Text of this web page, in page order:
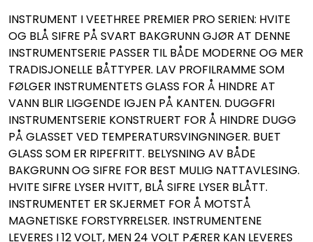
INSTRUMENT I VEETHREE PREMIER PRO SERIEN: HVITE
OG BLÅ SIFRE PÅ SVART BAKGRUNN GJØR AT DENNE
INSTRUMENTSERIE PASSER TIL BÅDE MODERNE OG MER
TRADISJONELLE BÅTTYPER. LAV PROFILRAMME SOM
FØLGER INSTRUMENTETS GLASS FOR Å HINDRE AT
VANN BLIR LIGGENDE IGJEN PÅ KANTEN. DUGGFRI
INSTRUMENTSERIE KONSTRUERT FOR Å HINDRE DUGG
PÅ GLASSET VED TEMPERATURSVINGNINGER. BUET
GLASS SOM ER RIPEFRITT. BELYSNING AV BÅDE
BAKGRUNN OG SIFRE FOR BEST MULIG NATTAVLESING.
HVITE SIFRE LYSER HVITT, BLÅ SIFRE LYSER BLÅTT.
INSTRUMENTET ER SKJERMET FOR Å MOTSTÅ
MAGNETISKE FORSTYRRELSER. INSTRUMENTENE
LEVERES I 12 VOLT, MEN 24 VOLT PÆRER KAN LEVERES